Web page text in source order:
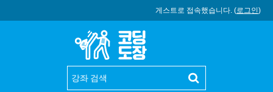
게스트로 접속했습니다. (로그인)